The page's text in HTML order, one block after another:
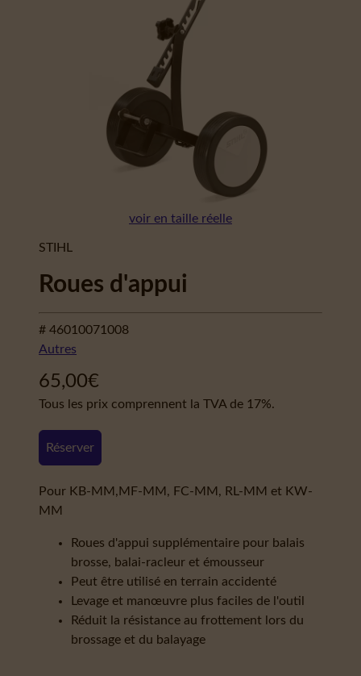
voir en taille réelle
STIHL
Roues d'appui
# 46010071008
Autres
65,00€
Tous les prix comprennent la TVA de 17%.
Réserver
Pour KB-MM,MF-MM, FC-MM, RL-MM et KW-
MM
Roues d'appui supplémentaire pour balais
brosse, balai-racleur et émousseur
Peut être utilisé en terrain accidenté
Levage et manœuvre plus faciles de l'outil
Réduit la résistance au frottement lors du
brossage et du balayage